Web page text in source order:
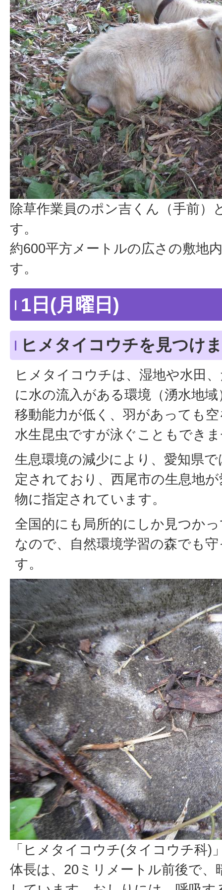
除草作業員のポン吉くん（手前）
す。
約600平方メートルの広さの敷地
す。
1日(月曜日)
ヒメタイコウチを見つけ
ヒメタイコウチは、湿地や水田
に水の流入がある環境（湧水地
移動能力が低く、羽があっても
水生昆虫ですが泳ぐこともでき
生息環境の減少により、愛知県
定されており、西尾市の生息地
物に指定されています。
全国的にも局所的にしか見つか
なので、自然環境学習の森でも
す。
「ヒメタイコウチ(タイコウチ科)
体長は、20ミリメートル前後で、